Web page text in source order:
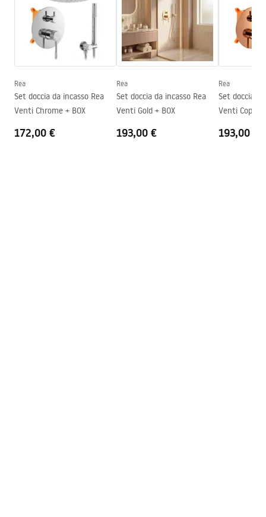
Modalità di apertura
Inclinabile
Assemblaggio
Sul pavimento o piatto doccia
Altezza
1950 mm
Direzione della cabina
Universale
Garanzia
Rivestimento Easy Clean
Vetro porta - su entrambi i
lati, vetro fisso - su un lato
Rea
Set doccia da incasso Rea
Venti Chrome + BOX
172,00 €
Rea
Set doccia da incasso Rea
Venti Gold + BOX
193,00 €
Rea
Set doccia
Venti Copper
193,00 €